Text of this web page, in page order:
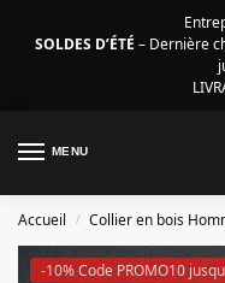
SOLDES D’ÉTÉ – Dernière
MENU
Accueil / Collier en bois
-10% Code PROMO10